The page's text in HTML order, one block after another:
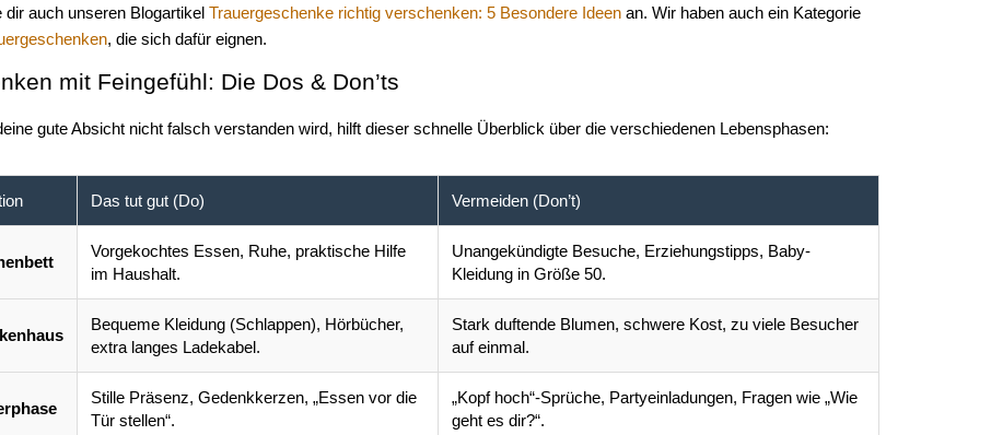
dir auch unseren Blogartikel Trauergeschenke richtig verschenken: 5 Besondere Ideenan. Wir haben auch ein Kategorie
, die sich dafür eignen.
mit Feingefühl: Die Dos & Don’ts
gute Absicht nicht falsch verstanden wird, hilft dieser schnelle Überblick über die verschiedenen Lebensphasen:
Das tut gut (Do) Vermeiden (Don’t)
Vorgekochtes Essen, Ruhe, praktische Hilfe
im Haushalt.
Unangekündigte Besuche, Erziehungstipps, Baby-
Kleidung in Größe 50.
Bequeme Kleidung (Schlappen), Hörbücher,
extra langes Ladekabel.
Stark duftende Blumen, schwere Kost, zu viele Besucher
auf einmal.
Stille Präsenz, Gedenkkerzen, „Essen vor die
Tür stellen“.
„Kopf hoch“-Sprüche, Partyeinladungen, Fragen wie „Wie
geht es dir?“.